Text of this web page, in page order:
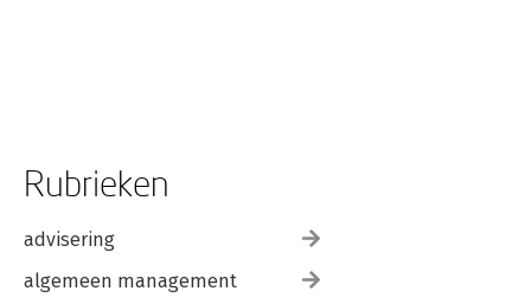
Rubrieken
advisering
algemeen management